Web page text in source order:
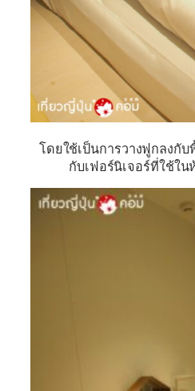
โดยใช้เป็นการวางฟูกลงกั
กับเฟอร์นิเจอร์ที่ใช้ใน